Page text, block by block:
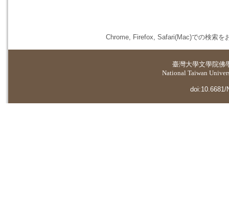
Chrome, Firefox, Safari(Mac)での検索を
臺灣大學文學院佛
National Taiwan
doi:10.6681/